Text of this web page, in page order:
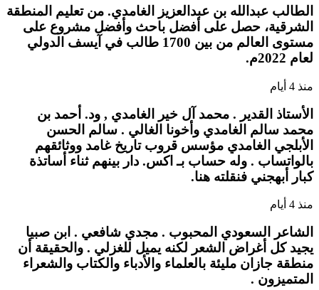
الطالب عبدالله بن عبدالعزيز الغامدي. من تعليم المنطقة
الشرقية، حصل على أفضل باحث وأفضل مشروع على
مستوى العالم من بين 1700 طالب في آيسف الدولي
لعام 2022م.
منذ 4 أيام
الأستاذ القدير . محمد آل خير الغامدي , ود. أحمد بن
محمد سالم الغامدي وأخونا الغالي . سالم الحسن
الأبلجي الغامدي مؤسس قروب تاريخ غامد ووثائقهم
بالواتساب . وله حساب بـ اكس. دار بينهم ثناء أساتذة
كبار أبهجني فنقلته هنا.
منذ 4 أيام
الشاعر السعودي المحبوب . مجدي شافعي . ابن صبيا
يجيد كل أغراض الشعر لكنه يميل للغزلي . والحقيقة أن
منطقة جازان مليئة بالعلماء والأدباء والكتاب والشعراء
المتميزون .